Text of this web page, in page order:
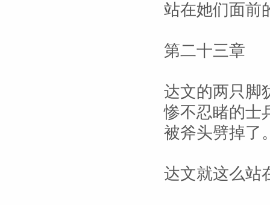
站在她们面前
第二十三章
达文的两只脚
惨不忍睹的士
被斧头劈掉了
达文就这么站